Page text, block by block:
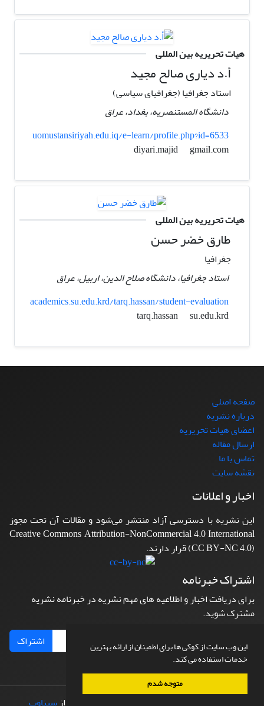
این وب سایت از کوکی ها برای اطمینان از ارائه بهترین
خدمات استفاده می کند.
متوجه شدم
هیات تحریریه بین المللی
أ.د دیاری صالح مجید
استاد جغرافیا (جغرافیای سیاسی)
دانشگاه المستنصریه، بغداد، عراق
uomustansiriyah.edu.iq/e-learn/profile.php?id=6533
gmail.com
هیات تحریریه بین المللی
طارق خضر حسن
جغرافیا
استاد جغرافیا، دانشگاه صلاح الدین، اربیل، عراق
academics.su.edu.krd/tarq.hassan/student-evaluation
su.edu.krd
صفحه اصلی
درباره نشریه
اعضای هیات تحریریه
ارسال مقاله
تماس با ما
نقشه سایت
اخبار و اعلانات
این نشریه با دسترسی آزاد منتشر می‌شود و مقالات آن تحت مجوز
Creative Commons Attribution-NonCommercial 4.0 International
(CC BY-NC 4.0) قرار دارند.
اشتراک خبرنامه
برای دریافت اخبار و اطلاعیه های مهم نشریه در خبرنامه نشریه
مشترک شوید.
اشتراک
طراحی و پیاده سازی از سیناوب